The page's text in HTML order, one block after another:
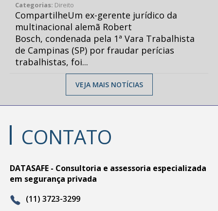
Categorias: Direito
CompartilheUm ex-gerente jurídico da
multinacional alemã Robert
Bosch, condenada pela 1ª Vara Trabalhista
de Campinas (SP) por fraudar perícias
trabalhistas, foi...
VEJA MAIS NOTÍCIAS
CONTATO
DATASAFE - Consultoria e assessoria especializada
em segurança privada
(11) 3723-3299